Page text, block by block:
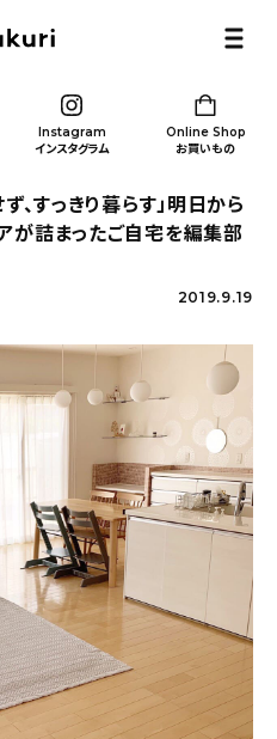
Instagram
インスタグラム
Online Shop
お買いもの
、すっきり暮らす」明日から
が詰まったご自宅を編集部
2019.9.19